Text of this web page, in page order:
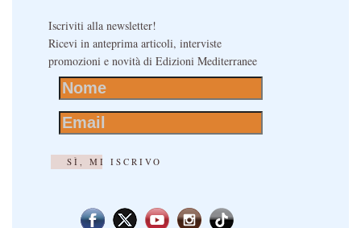
Iscriviti alla newsletter!
Ricevi in anteprima articoli, interviste
promozioni e novità di Edizioni Mediterranee
SÌ, MI ISCRIVO